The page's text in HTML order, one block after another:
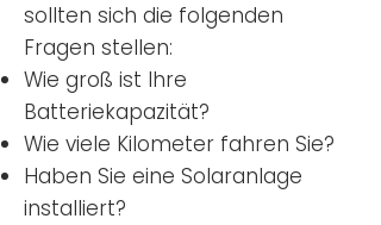
sollten sich die folgenden
Fragen stellen:
Wie groß ist Ihre
Batteriekapazität?
Wie viele Kilometer fahren Sie?
Haben Sie eine Solaranlage
installiert?